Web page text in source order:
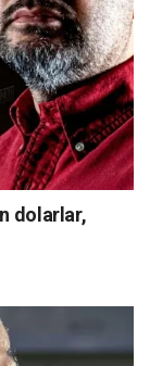
dolarlar,